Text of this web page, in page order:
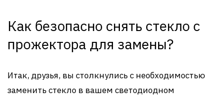
Как безопасно снять стекло с
прожектора для замены?
Итак, друзья, вы столкнулись с необходимостью
заменить стекло в вашем светодиодном